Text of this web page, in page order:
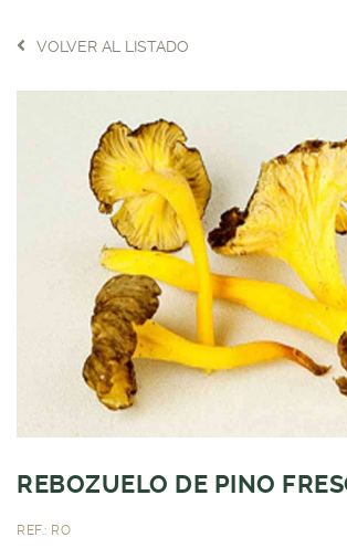
VOLVER AL LISTADO
REBOZUELO DE PINO
REF.: RO